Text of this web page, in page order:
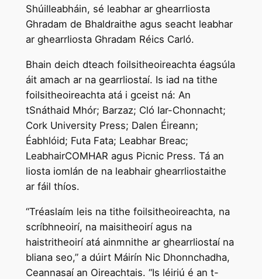
Shúilleabháin, sé leabhar ar ghearrliosta
Ghradam de Bhaldraithe agus seacht leabhar
ar ghearrliosta Ghradam Réics Carló.
Bhain deich dteach foilsitheoireachta éagsúla
áit amach ar na gearrliostaí. Is iad na tithe
foilsitheoireachta atá i gceist ná: An
tSnáthaid Mhór; Barzaz; Cló Iar-Chonnacht;
Cork University Press; Dalen Éireann;
Éabhlóid; Futa Fata; Leabhar Breac;
LeabhairCOMHAR agus Picnic Press. Tá an
liosta iomlán de na leabhair ghearrliostaithe
ar fáil thíos.
“Tréaslaím leis na tithe foilsitheoireachta, na
scríbhneoirí, na maisitheoirí agus na
haistritheoirí atá ainmnithe ar ghearrliostaí na
bliana seo,” a dúirt Máirín Nic Dhonnchadha,
Ceannasaí an Oireachtais. “Is léiriú é an t-